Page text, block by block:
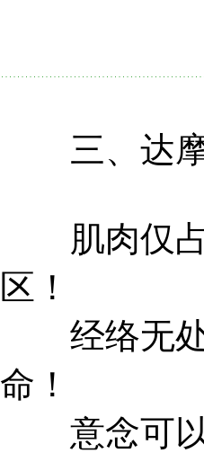
三、达摩
肌肉仅占
区！
经络无处
命！
意念可以